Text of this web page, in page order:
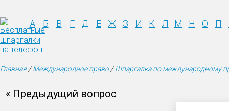
А Б В Г Д Е Ж З И К Л М Н О П
Главная/Международное право/Шпаргалка по международному
« Предыдущий вопрос